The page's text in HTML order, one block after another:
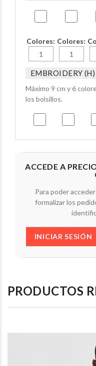
Colores: Colores:
EMBROIDERY (H)
Máximo 9 cm y 6
los bolsillos.
ACCEDE A
Para poder
formalizar los
INICIAR SESIÓN
PRODUCTOS